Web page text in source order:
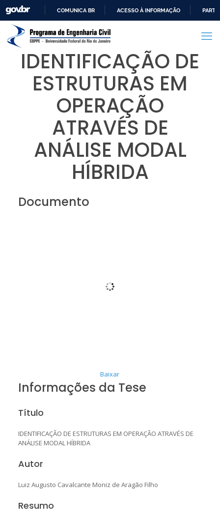
PARA
CONTEÚDO
COMUNICA BR ACESSO À INFORMAÇÃO
IDENTIFICAÇÃO DE
ESTRUTURAS EM
OPERAÇÃO
ATRAVÉS DE
ANÁLISE MODAL
HÍBRIDA
Documento
Baixar
Informações da Tese
Título
IDENTIFICAÇÃO DE ESTRUTURAS EM OPERAÇÃO ATRAVÉS DE
ANÁLISE MODAL HÍBRIDA
Autor
Luiz Augusto Cavalcante Moniz de Aragão Filho
Resumo